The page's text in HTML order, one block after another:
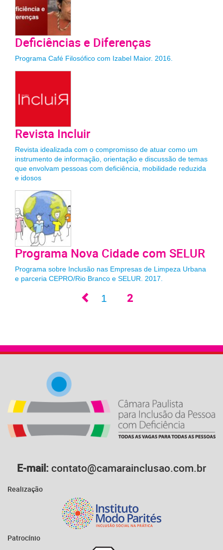
Deficiências e Diferenças
Programa Café Filosófico com Izabel Maior. 2016.
Revista Incluir
Revista idealizada com o compromisso de atuar como um
instrumento de informação, orientação e discussão de temas
que envolvam pessoas com deficiência, mobilidade reduzida
e idosos
Programa Nova Cidade com SELUR
Programa sobre Inclusão nas Empresas de Limpeza Urbana
e parceria CEPRO/Rio Branco e SELUR. 2017.
1 2
E-mail: contato@camarainclusao.com.br
Realização
Patrocínio